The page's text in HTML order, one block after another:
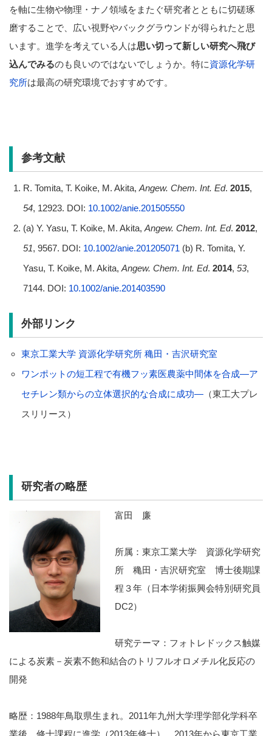
を軸に生物や物理・ナノ領域をまたぐ研究者とともに切磋琢
磨することで、広い視野やバックグラウンドが得られたと思
います。進学を考えている人は思い切って新しい研究へ飛び
込んでみるのも良いのではないでしょうか。特に資源化学研
究所は最高の研究環境でおすすめです。
参考文献
R. Tomita, T. Koike, M. Akita, Angew. Chem. Int. Ed. 2015,
54, 12923. DOI: 10.1002/anie.201505550
(a) Y. Yasu, T. Koike, M. Akita, Angew. Chem. Int. Ed. 2012,
51, 9567. DOI: 10.1002/anie.201205071 (b) R. Tomita, Y.
Yasu, T. Koike, M. Akita, Angew. Chem. Int. Ed. 2014, 53,
7144. DOI: 10.1002/anie.201403590
外部リンク
東京工業大学 資源化学研究所 穐田・吉沢研究室
ワンポットの短工程で有機フッ素医農薬中間体を合成―ア
セチレン類からの立体選択的な合成に成功―（東工大プレ
スリリース）
研究者の略歴
富田 廉
所属：東京工業大学 資源化学研究
所 穐田・吉沢研究室 博士後期課
程３年（日本学術振興会特別研究員
DC2）
研究テーマ：フォトレドックス触媒
による炭素－炭素不飽和結合のトリフルオロメチル化反応の
開発
略歴：1988年鳥取県生まれ。2011年九州大学理学部化学科卒
業後、修士課程に進学（2013年修士）。2013年から東京工業